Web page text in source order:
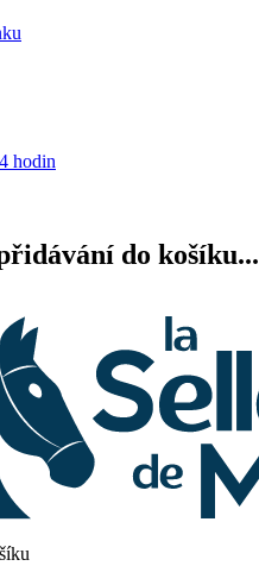
hodin
do košíku...